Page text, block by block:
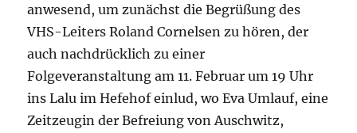
anwesend, um zunächst die Begrüßung des
VHS-Leiters Roland Cornelsen zu hören, der
auch nachdrücklich zu einer
Folgeveranstaltung am 11. Februar um 19 Uhr
ins Lalu im Hefehof einlud, wo Eva Umlauf, eine
Zeitzeugin der Befreiung von Auschwitz,